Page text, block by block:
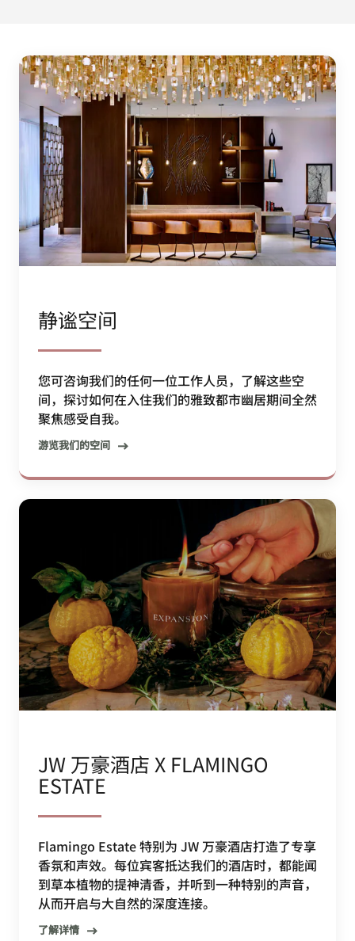
静谧空间
您可咨询我们的任何一位工作人员，了解这些空
间，探讨如何在入住我们的雅致都市幽居期间全然
聚焦感受自我。
游览我们的空间
JW 万豪酒店 X FLAMINGO
ESTATE
Flamingo Estate 特别为 JW 万豪酒店打造了专享
香氛和声效。每位宾客抵达我们的酒店时，都能闻
到草本植物的提神清香，并听到一种特别的声音，
从而开启与大自然的深度连接。
了解详情